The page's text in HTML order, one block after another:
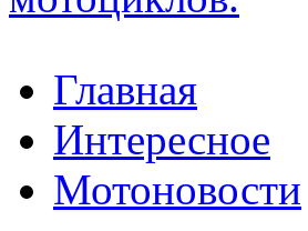
Главная
Интересное
Мотоновости